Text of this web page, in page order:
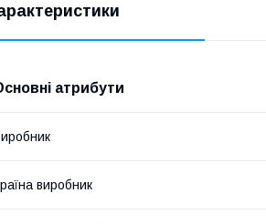
атрибути
виробник